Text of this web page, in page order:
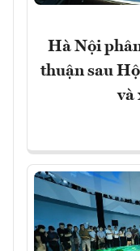
Hà Nội
thuận sau
và